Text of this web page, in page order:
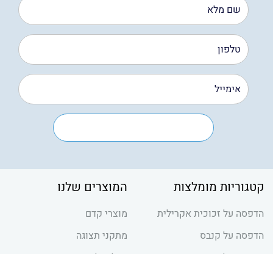
קטגוריות מומלצות
הדפסה על זכוכית אקרילית
הדפסה על קנבס
המוצרים שלנו
מוצרי קדם
מתקני תצוגה